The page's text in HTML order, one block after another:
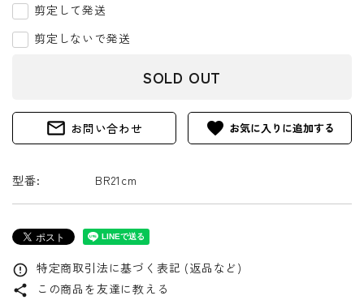
剪定して発送
剪定しないで発送
SOLD OUT
mail_outline お問い合わせ favorite
型番: BR21cm
error_outline 特定商取引法に基づく表記 (返品など)
share
この商品を友達に教える